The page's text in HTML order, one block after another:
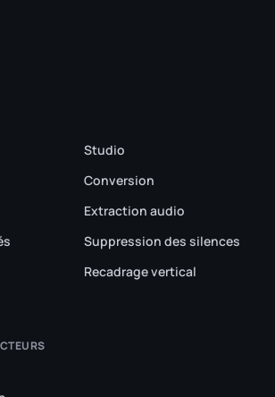
Studio
Conversion
Extraction audio
Suppression des silences
Recadrage vertical